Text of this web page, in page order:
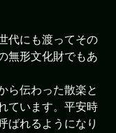
代にも渡ってその
無形文化財でもあ
ら伝わった散楽と
ています。平安時
ばれるようになり